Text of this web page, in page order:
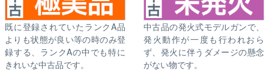
既に登録されていたランクA品
よりも状態が良い等の時のみ登
録する、ランクAの中でも特に
きれいな中古品です。
中古品の発火式モデルガンで、
発火動作が一度も行われおら
ず、発火に伴うダメージの懸念
がない物です。